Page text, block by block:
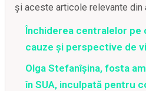
și aceste articole relevante din
Închiderea centralelor pe
cauze și perspective de
Olga Stefanîşina, fosta
în SUA, inculpată pentru